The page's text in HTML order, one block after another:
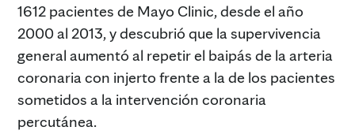
1612 pacientes de Mayo Clinic, desde el año
2000 al 2013, y descubrió que la supervivencia
general aumentó al repetir el baipás de la arteria
coronaria con injerto frente a la de los pacientes
sometidos a la intervención coronaria
percutánea.